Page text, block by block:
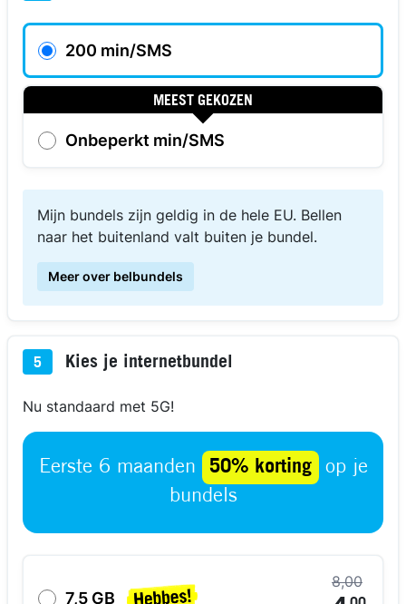
200 min/SMS
MEEST GEKOZEN
Onbeperkt min/SMS
Mijn bundels zijn geldig in de hele EU. Bellen
naar het buitenland valt buiten je bundel.
Meer over belbundels
5 Kies je internetbundel
Nu standaard met 5G!
Eerste 6 maanden 50% korting
op je
bundels
7,5 GB
8,00